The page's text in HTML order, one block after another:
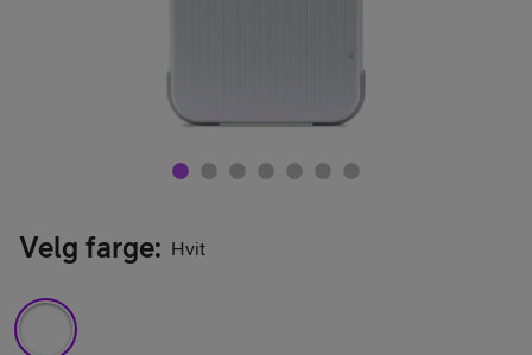
Velg farge: Hvit